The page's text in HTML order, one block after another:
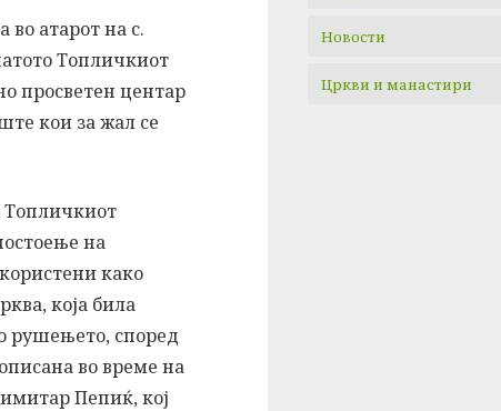
атарот на с.
Топличкиот
просветен центар
кои за жал се
Топличкиот
на
како
која била
рушењето, според
во време на
Пепиќ, кој
Новости
Цркви и манастири